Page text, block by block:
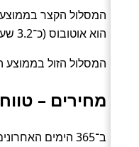
הוא אוטובוס (כ־3.2 שעות).
המסלול הזול בממוצע הוא
מחירים –
ב־365 הימים